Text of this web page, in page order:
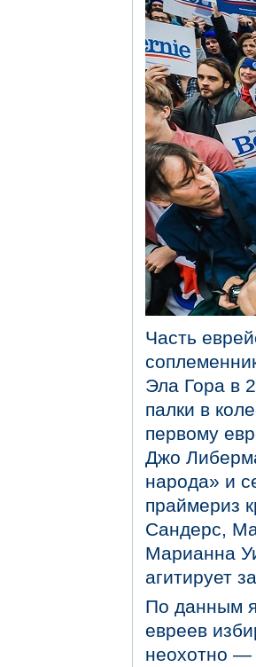
Часть
Эла Гора в
палки в
первому
Джо
народа» и
праймериз
Сандерс,
Марианна
агитирует
По данным
евреев
неохотно —